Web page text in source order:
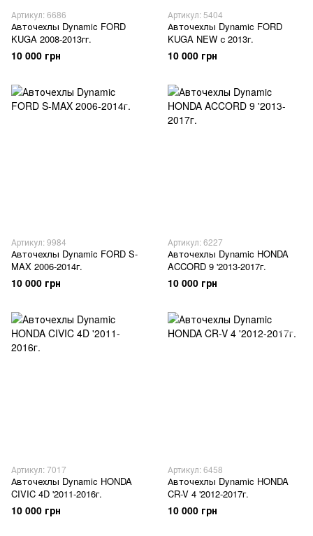
Артикул: 6686
Авточехлы Dynamic FORD
KUGA 2008-2013гг.
10 000 грн
Артикул: 5404
Авточехлы Dynamic FORD
KUGA NEW с 2013г.
10 000 грн
Артикул: 9984
Авточехлы Dynamic FORD S-
MAX 2006-2014г.
10 000 грн
Артикул: 6227
Авточехлы Dynamic HONDA
ACCORD 9 '2013-2017г.
10 000 грн
Артикул: 7017
Авточехлы Dynamic HONDA
CIVIC 4D '2011-2016г.
10 000 грн
Артикул: 6458
Авточехлы Dynamic HONDA
CR-V 4 '2012-2017г.
10 000 грн